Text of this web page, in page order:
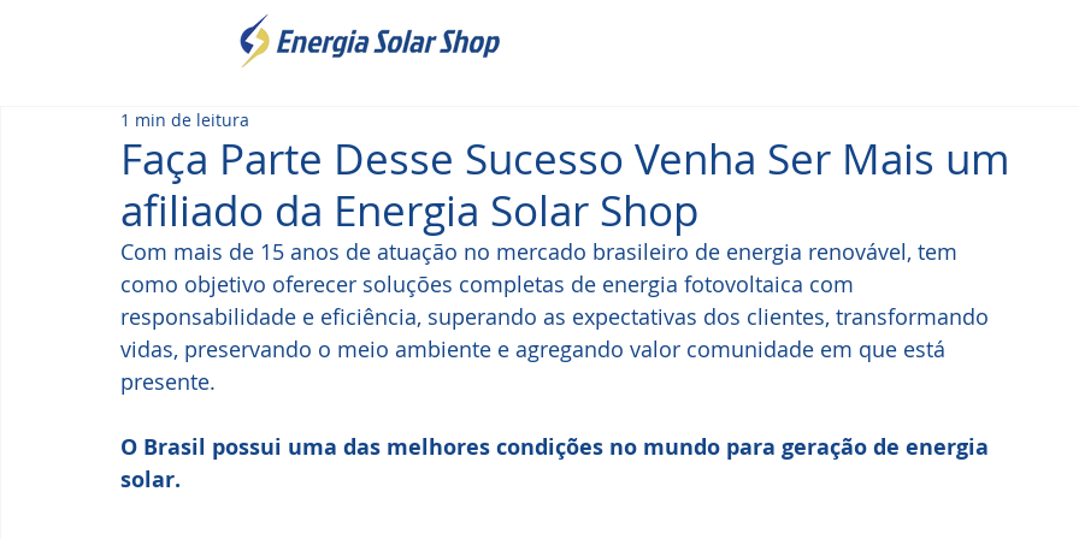
Faça Parte Desse Sucesso Venha Ser Mais um
afiliado da Energia Solar Shop
1 min de leitura
Com mais de 15 anos de atuação no mercado brasileiro de energia renovável, tem
como objetivo oferecer soluções completas de energia fotovoltaica com
responsabilidade e eficiência, superando as expectativas dos clientes, transformando
vidas, preservando o meio ambiente e agregando valor comunidade em que está
presente.
O Brasil possui uma das melhores condições no mundo para geração de energia
solar.